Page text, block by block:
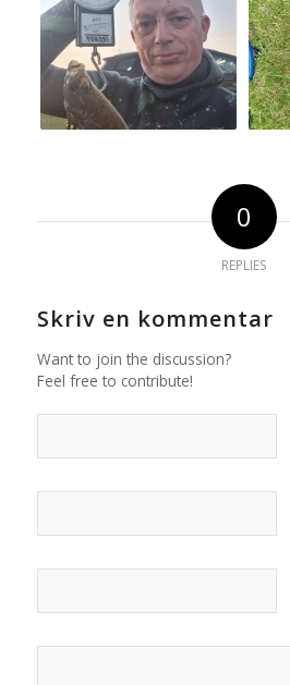
0
REPLIES
Skriv en kommentar
Want to join the discussion?
Feel free to contribute!